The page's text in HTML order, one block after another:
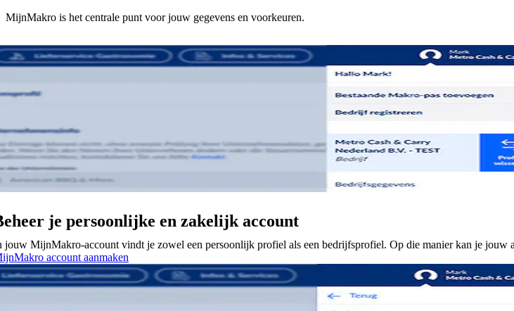
MijnMakro is het centrale punt voor jouw gegevens en voorkeuren.
je persoonlijke en zakelijk account
jouw MijnMakro-account vindt je zowel een persoonlijk profiel als een bedrijfsprofiel. Op die manier kan je jouw
account aanmaken